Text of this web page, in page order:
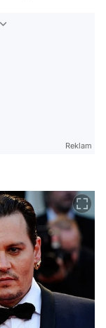
Reklam